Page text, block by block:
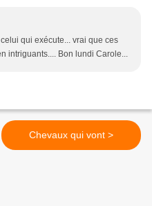
qui exécute... vrai que ces
intriguants.... Bon lundi Carole...
Chevaux qui vont >